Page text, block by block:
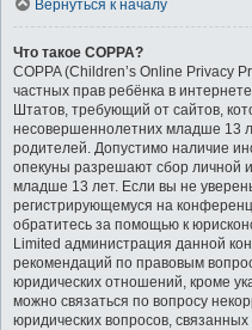
Вернуться к началу
Что такое COPPA?
COPPA (Children’s Online Privacy
частных прав ребёнка в
Штатов, требующий от сайтов,
несовершеннолетних младше 13
родителей. Допустимо наличие
опекуны разрешают сбор личной
младше 13 лет. Если вы не
регистрирующемуся на
обратитесь за помощью к
Limited администрация данной
рекомендаций по правовым
юридических отношений, кроме
можно связаться по вопросу
юридических вопросов,